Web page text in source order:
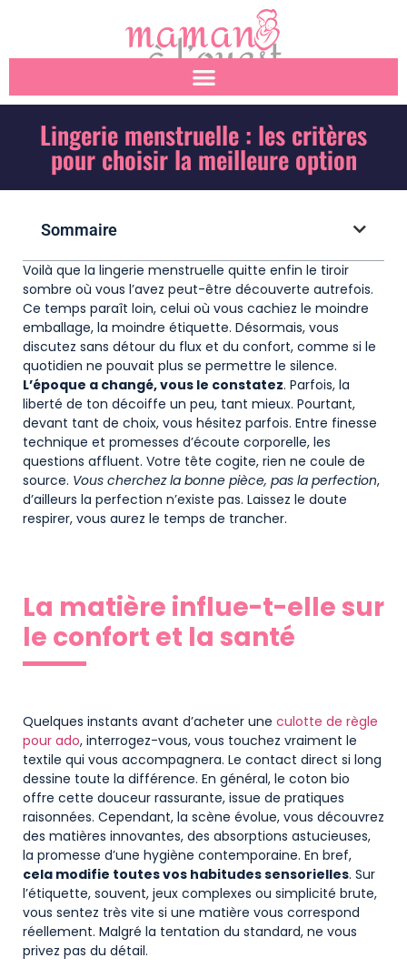
Lingerie menstruelle : les critères
pour choisir la meilleure option
Sommaire
Voilà que la lingerie menstruelle quitte enfin le tiroir
sombre où vous l’avez peut-être découverte autrefois.
Ce temps paraît loin, celui où vous cachiez le moindre
emballage, la moindre étiquette. Désormais, vous
discutez sans détour du flux et du confort, comme si le
quotidien ne pouvait plus se permettre le silence.
L’époque a changé, vous le constatez. Parfois, la
liberté de ton décoiffe un peu, tant mieux. Pourtant,
devant tant de choix, vous hésitez parfois. Entre finesse
technique et promesses d’écoute corporelle, les
questions affluent. Votre tête cogite, rien ne coule de
source. Vous cherchez la bonne pièce, pas la perfection,
d’ailleurs la perfection n’existe pas. Laissez le doute
respirer, vous aurez le temps de trancher.
La matière influe-t-elle sur
le confort et la santé
Quelques instants avant d’acheter une culotte de règle
pour ado, interrogez-vous, vous touchez vraiment le
textile qui vous accompagnera. Le contact direct si long
dessine toute la différence. En général, le coton bio
offre cette douceur rassurante, issue de pratiques
raisonnées. Cependant, la scène évolue, vous découvrez
des matières innovantes, des absorptions astucieuses,
la promesse d’une hygiène contemporaine. En bref,
cela modifie toutes vos habitudes sensorielles. Sur
l’étiquette, souvent, jeux complexes ou simplicité brute,
vous sentez très vite si une matière vous correspond
réellement. Malgré la tentation du standard, ne vous
privez pas du détail.